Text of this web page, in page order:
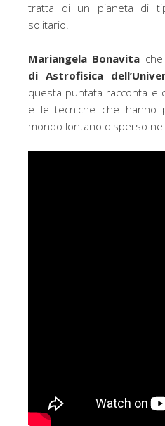
tratta di un pianeta di
solitario.
Mariangela Bonavita
di Astrofisica dell’U
questa puntata racconta e
e le tecniche che hanno
mondo lontano disperso